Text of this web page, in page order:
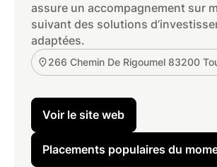
assure un accompagnement sur
suivant des solutions
adaptées.
266 Chemin De Rigoumel 83200
Voir le site web
Placements populaires du